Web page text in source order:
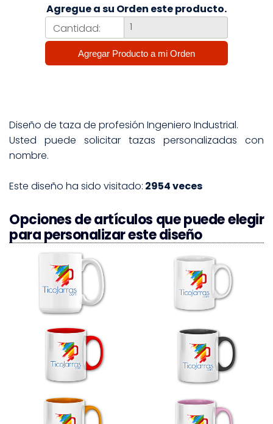
Agregue a su Orden este producto.
Cantidad:
Diseño de taza de profesión Ingeniero Industrial.
Usted puede solicitar tazas personalizadas con
nombre.
Este diseño ha sido visitado: 2954 veces
Opciones de artículos que puede elegir
para personalizar este diseño